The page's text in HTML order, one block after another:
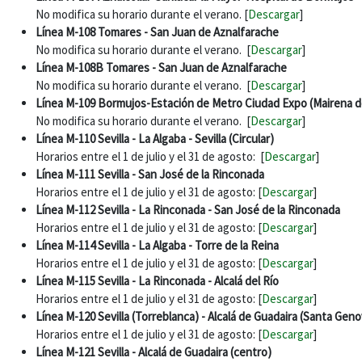
No modifica su horario durante el verano. [Descargar]
Línea M-108 Tomares - San Juan de Aznalfarache
No modifica su horario durante el verano. [Descargar]
Línea M-108B Tomares - San Juan de Aznalfarache
No modifica su horario durante el verano. [Descargar]
Línea M-109 Bormujos-Estación de Metro Ciudad Expo (Mairena
No modifica su horario durante el verano. [Descargar]
Línea M-110 Sevilla - La Algaba - Sevilla (Circular)
Horarios entre el 1 de julio y el 31 de agosto: [Descargar]
Línea M-111 Sevilla - San José de la Rinconada
Horarios entre el 1 de julio y el 31 de agosto: [Descargar]
Línea M-112 Sevilla - La Rinconada - San José de la Rinconada
Horarios entre el 1 de julio y el 31 de agosto: [Descargar]
Línea M-114 Sevilla - La Algaba - Torre de la Reina
Horarios entre el 1 de julio y el 31 de agosto: [Descargar]
Línea M-115 Sevilla - La Rinconada - Alcalá del Río
Horarios entre el 1 de julio y el 31 de agosto: [Descargar]
Línea M-120 Sevilla (Torreblanca) - Alcalá de Guadaira (Santa
Horarios entre el 1 de julio y el 31 de agosto: [Descargar]
Línea M-121 Sevilla - Alcalá de Guadaira (centro)